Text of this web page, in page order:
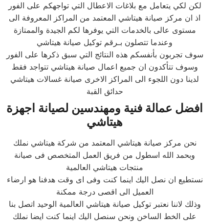
لكن لكي يتعامل مع بلاغات الاعطال التي تواجهكم على الفور
اذ ان مركز صيانة هيتاشي المعتمد من المراكز المعروفة الى
مستوى عالى بالخدمات التي يوفرها لكم الجيدة والممتازة
وعندما تتصلون بـرقم توكيل صيانة هيتاشي
سوف تجربون بأنفسكم هذه النتائج التي سبق ذكرها على الفور
وسوف تتأكدون ان جميع اعمال صيانة هيتاشي تتواجد فقط
لدينا دون اللجوء الى المراكز الاخرى صيانة غسالات هيتاشي
حدائق القبة
افضل عمالة فنية ومهندسين لصيانة اجهزة
هيتاشي
نحن مركز صيانة هيتاشي المعتمد من شركة هيتاشي نملك
وبحمد الله اسطول من فريق العمل المتخصص فى صيانة
منتجات هيتاشي العالمية
نستطيع ان نصل اليك اينما كنت وفى اى وقت هدفنا هو ارضاء
العميل الى اقصى درجة ممكنة
وذلك لاننا نعتبر توكيل صيانة هيتاشي العالمية الوحيد اتصل بنا
على الخط الساخن ونحن سنصل اليك اينما كنت ايضا نملك